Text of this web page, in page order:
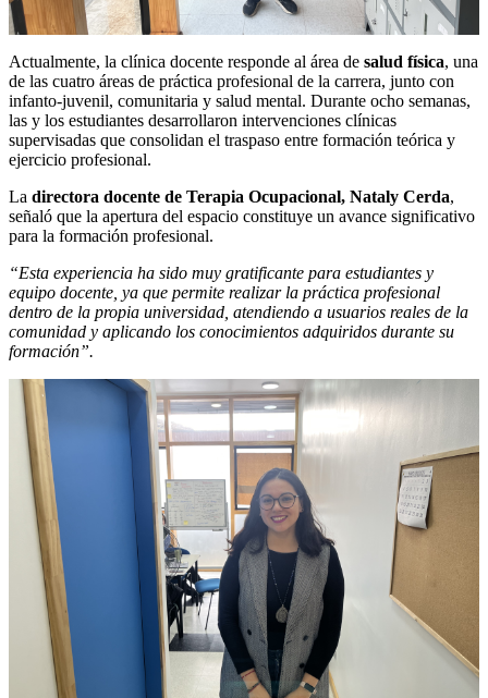
Actualmente, la clínica docente responde al área de salud física, una
de las cuatro áreas de práctica profesional de la carrera, junto con
infanto-juvenil, comunitaria y salud mental. Durante ocho semanas,
las y los estudiantes desarrollaron intervenciones clínicas
supervisadas que consolidan el traspaso entre formación teórica y
ejercicio profesional.
La directora docente de Terapia Ocupacional, Nataly Cerda,
señaló que la apertura del espacio constituye un avance significativo
para la formación profesional.
“Esta experiencia ha sido muy gratificante para estudiantes y
equipo docente, ya que permite realizar la práctica profesional
dentro de la propia universidad, atendiendo a usuarios reales de la
comunidad y aplicando los conocimientos adquiridos durante su
formación”.